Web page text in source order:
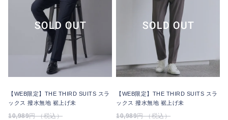
【WEB限定】THE THIRD SUITS スラ
ックス 撥水無地 裾上げ未
10,989円 （税込）
【WEB限定】THE THIRD SUITS スラ
ックス 撥水無地 裾上げ未
10,989円 （税込）